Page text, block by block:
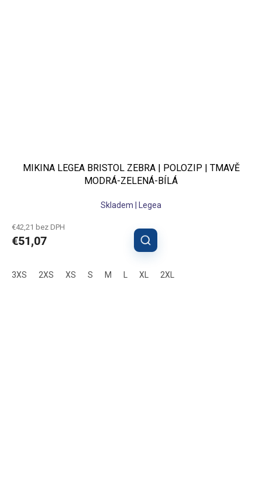
MIKINA LEGEA BRISTOL ZEBRA | POLOZIP | TMAVĚ
MODRÁ-ZELENÁ-BÍLÁ
Skladem | Legea
€42,21 bez DPH
€51,07
3XS 2XS XS S M XL 2XL